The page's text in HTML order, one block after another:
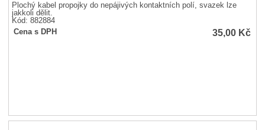
Plochý kabel propojky do nepájivých kontaktních polí, svazek lze
jakkoli dělit.
Kód: 882884
Cena s DPH
35,00 Kč